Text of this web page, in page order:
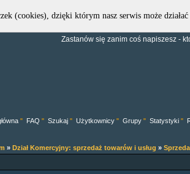
Forum Dive Trek
Zastanów się zanim coś napiszesz -
" FAQ " Szukaj " Użytkownicy " Grupy " Statystyki "
» Dział Komercyjny: sprzedaż towarów i usług »
(cookies), dzięki którym nasz serwis może